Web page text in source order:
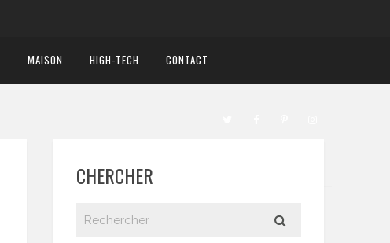
MAISON HIGH-TECH CONTACT
CHERCHER